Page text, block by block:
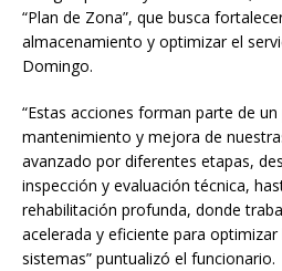
“Plan de Zona”, que busca
almacenamiento y optimizar el
Domingo.
“Estas acciones forman parte de
mantenimiento y mejora de
avanzado por diferentes etapas,
inspección y evaluación técnica,
rehabilitación profunda, donde
acelerada y eficiente para
sistemas” puntualizó el funcionario.